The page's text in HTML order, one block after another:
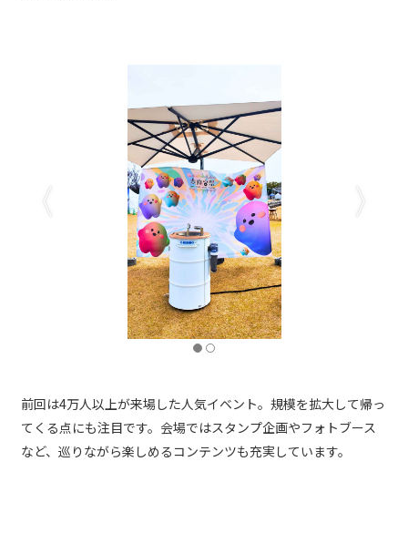
前回は4万人以上が来場した人気イベント。規模を拡大して帰っ
てくる点にも注目です。会場ではスタンプ企画やフォトブース
など、巡りながら楽しめるコンテンツも充実しています。